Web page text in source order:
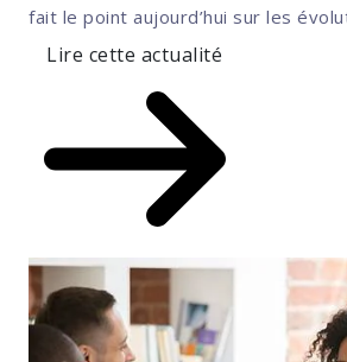
fait le point aujourd’hui sur les
Lire cette actualité